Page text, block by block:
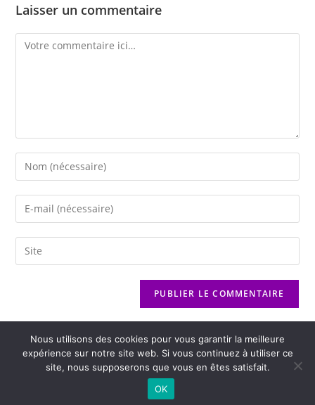
Laisser un commentaire
2026 - Variance FM - Mentions légales - Politique de confidentialité -
- Réalisation
Nous utilisons des cookies pour vous garantir la meilleure
expérience sur notre site web. Si vous continuez à utiliser ce
site, nous supposerons que vous en êtes satisfait.
OK